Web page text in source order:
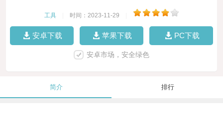
工具 时间：2023-11-29
安卓下载 苹果下载 PC下载
安卓市场，安全绿色
简介 排行